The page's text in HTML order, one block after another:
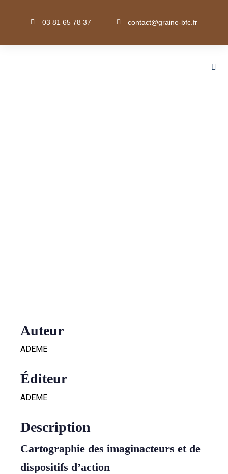
03 81 65 78 37 contact@graine-bfc.fr
Auteur
ADEME
Éditeur
ADEME
Description
Cartographie des imaginacteurs et de
dispositifs d’action